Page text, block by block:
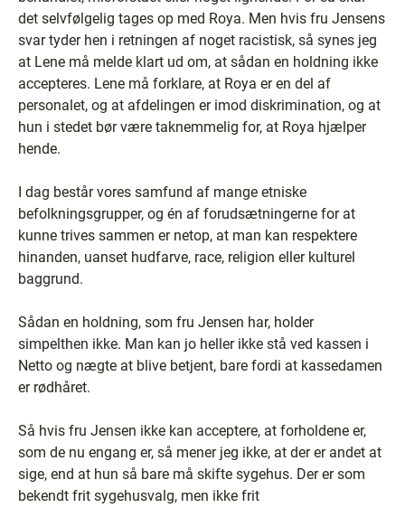
det selvfølgelig tages op med Roya. Men hvis fru Jensens
svar tyder hen i retningen af noget racistisk, så synes jeg
at Lene må melde klart ud om, at sådan en holdning ikke
accepteres. Lene må forklare, at Roya er en del af
personalet, og at afdelingen er imod diskrimination, og at
hun i stedet bør være taknemmelig for, at Roya hjælper
hende.
I dag består vores samfund af mange etniske
befolkningsgrupper, og én af forudsætningerne for at
kunne trives sammen er netop, at man kan respektere
hinanden, uanset hudfarve, race, religion eller kulturel
baggrund.
Sådan en holdning, som fru Jensen har, holder
simpelthen ikke. Man kan jo heller ikke stå ved kassen i
Netto og nægte at blive betjent, bare fordi at kassedamen
er rødhåret.
Så hvis fru Jensen ikke kan acceptere, at forholdene er,
som de nu engang er, så mener jeg ikke, at der er andet at
sige, end at hun så bare må skifte sygehus. Der er som
bekendt frit sygehusvalg, men ikke frit